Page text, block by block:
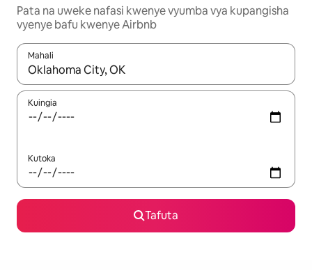
Pata na uweke nafasi kwenye vyumba vya kupangisha
vyenye bafu kwenye Airbnb
Mahali
Wakati matokeo yanapatikana, vinjari kwa kutumia vitufe vya
Kuingia
Kutoka
Tafuta